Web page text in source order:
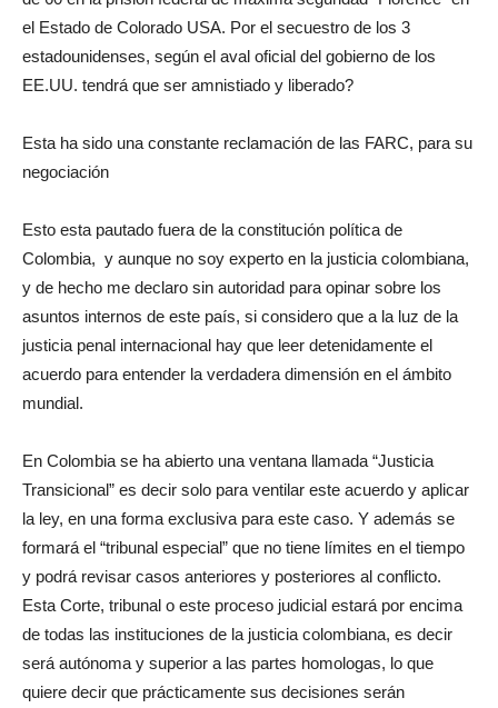
el Estado de Colorado USA. Por el secuestro de los 3
estadounidenses, según el aval oficial del gobierno de los
EE.UU. tendrá que ser amnistiado y liberado?
Esta ha sido una constante reclamación de las FARC, para su
negociación
Esto esta pautado fuera de la constitución política de
Colombia, y aunque no soy experto en la justicia colombiana,
y de hecho me declaro sin autoridad para opinar sobre los
asuntos internos de este país, si considero que a la luz de la
justicia penal internacional hay que leer detenidamente el
acuerdo para entender la verdadera dimensión en el ámbito
mundial.
En Colombia se ha abierto una ventana llamada “Justicia
Transicional” es decir solo para ventilar este acuerdo y aplicar
la ley, en una forma exclusiva para este caso. Y además se
formará el “tribunal especial” que no tiene límites en el tiempo
y podrá revisar casos anteriores y posteriores al conflicto.
Esta Corte, tribunal o este proceso judicial estará por encima
de todas las instituciones de la justicia colombiana, es decir
será autónoma y superior a las partes homologas, lo que
quiere decir que prácticamente sus decisiones serán